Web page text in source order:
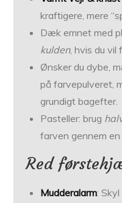
kraftigere, mere
Dæk emnet med
kulden, hvis du vil
Ønsker du dybe,
på farvepulveret,
grundigt bagefter.
Pasteller: brug
farven gennem
Red
Mudderalarm: